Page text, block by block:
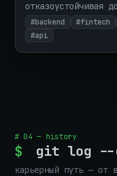
отказоустойчивая
#backend #fintech
#api
# 04 — history
$ git log --
карьерный путь — от